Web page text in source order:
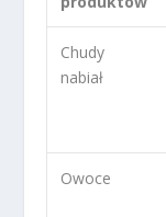
Chudy
nabiał
Owoce